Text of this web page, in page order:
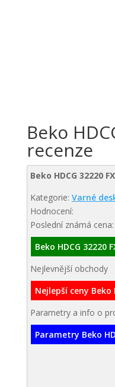
Beko
recenze
Beko HDCG 32220
Kategorie: Varné
Hodnocení:
Poslední známá cena:
Beko HDCG 32220
Nejlevnější obchody
Nejlepší ceny Beko
Parametry a info o
Parametry Beko